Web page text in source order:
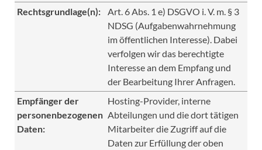
Rechtsgrundlage(n):
Art. 6 Abs. 1 e) DSGVO i. V. m. § 3
NDSG (Aufgabenwahrnehmung
im öffentlichen Interesse). Dabei
verfolgen wir das berechtigte
Interesse an dem Empfang und
der Bearbeitung Ihrer Anfragen.
Empfänger der
personenbezogenen
Daten:
Hosting-Provider, interne
Abteilungen und die dort tätigen
Mitarbeiter die Zugriff auf die
Daten zur Erfüllung der oben